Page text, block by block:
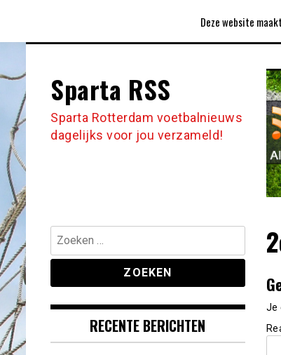
de
COOKIEBELEID
Sparta RSS
Sparta Rotterdam voetbalnieuws
dagelijks voor jou verzameld!
Je
Zoeken
naar:
RECENTE BERICHTEN
Deze website